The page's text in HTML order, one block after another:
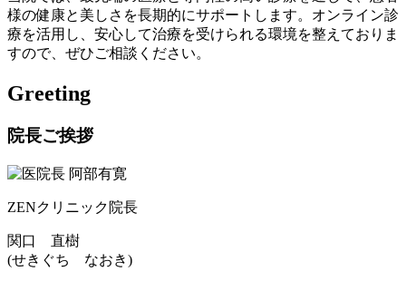
様の健康と美しさを長期的にサポートします。オンライン診
療を活用し、安心して治療を受けられる環境を整えておりま
すので、ぜひご相談ください。
Greeting
院長ご挨拶
ZENクリニック院長
関口 直樹
(せきぐち なおき)